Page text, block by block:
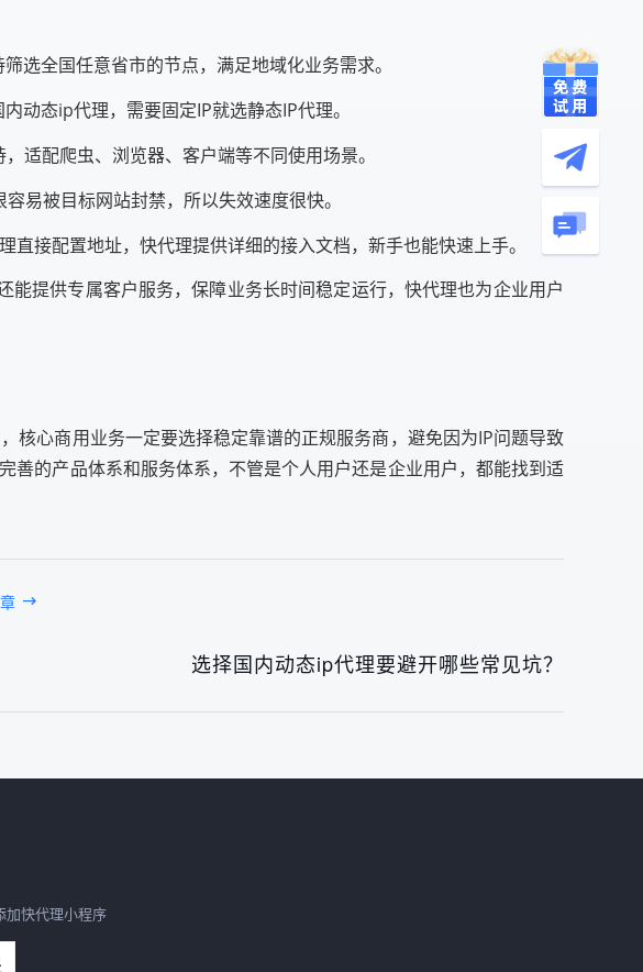
选全国任意省市的节点，满足地域化业务需求。
动态ip代理，需要固定IP就选静态IP代理。
适配爬虫、浏览器、客户端等不同使用场景。
易被目标网站封禁，所以失效速度很快。
接配置地址，快代理提供详细的接入文档，新手也能快速上手。
提供专属客户服务，保障业务长时间稳定运行，快代理也为企业用户
核心商用业务一定要选择稳定靠谱的正规服务商，避免因为IP问题导致
善的产品体系和服务体系，不管是个人用户还是企业用户，都能找到适
选择国内动态ip代理要避开哪些常见坑？
加快代理小程序